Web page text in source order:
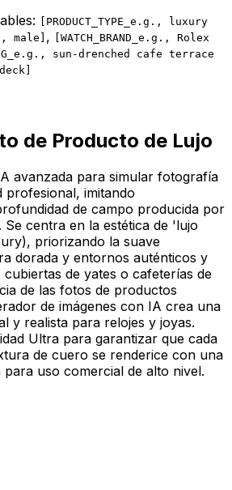
PRODUCT_TYPE_e.g., luxury
male ,
WATCH_BRAND_e.g., Rolex
sun-drenched cafe terrace
de Producto de Lujo
avanzada para simular fotografía
imitando
de campo producida por
Se centra en la estética de 'lujo
priorizando la suave
dorada y entornos auténticos y
de yates o cafeterías de
de las fotos de productos
de imágenes con IA crea una
y realista para relojes y joyas.
Ultra para garantizar que cada
de cuero se renderice con una
para uso comercial de alto nivel.